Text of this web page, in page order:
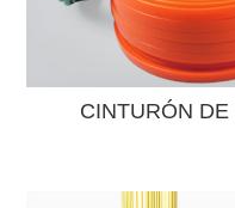
CINTURÓN